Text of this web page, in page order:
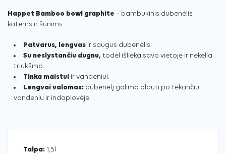
Happet Bamboo bowl graphite – bambukinis dubenėlis
katėms ir šunims.
Patvarus, lengvas ir saugus dubenėlis.
Su neslystančiu dugnu, todėl išlieka savo vietoje ir nekelia
triukšmo.
Tinka maistui ir vandeniui.
Lengvai valomas: dubenėlį galima plauti po tekančiu
vandeniu ir indaplovėje.
Talpa: 1,5l